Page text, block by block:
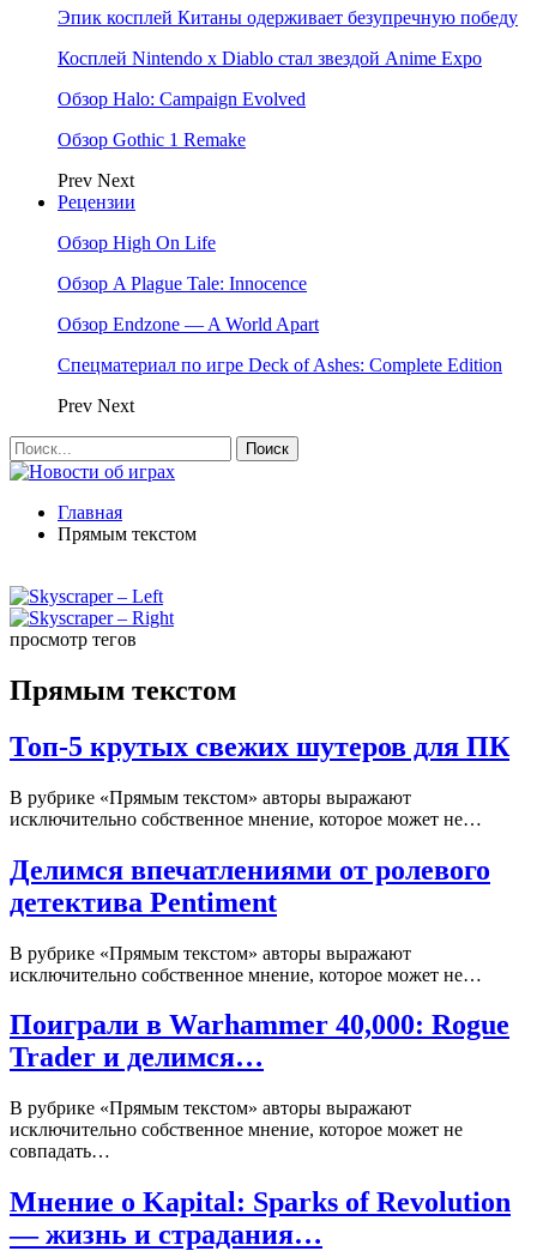
Эпик косплей Китаны одерживает безупречную победу
Косплей Nintendo x Diablo стал звездой Anime Expo
Обзор Halo: Campaign Evolved
Обзор Gothic 1 Remake
Prev Next
Рецензии
Обзор High On Life
Обзор A Plague Tale: Innocence
Обзор Endzone — A World Apart
Спецматериал по игре Deck of Ashes: Complete Edition
Prev Next
Главная
Прямым текстом
просмотр тегов
Прямым текстом
Топ-5 крутых свежих шутеров для ПК
В рубрике «Прямым текстом» авторы выражают
исключительно собственное мнение, которое может не…
Делимся впечатлениями от ролевого
детектива Pentiment
В рубрике «Прямым текстом» авторы выражают
исключительно собственное мнение, которое может не…
Поиграли в Warhammer 40,000: Rogue
Trader и делимся…
В рубрике «Прямым текстом» авторы выражают
исключительно собственное мнение, которое может не
совпадать…
Мнение о Kapital: Sparks of Revolution
— жизнь и страдания…